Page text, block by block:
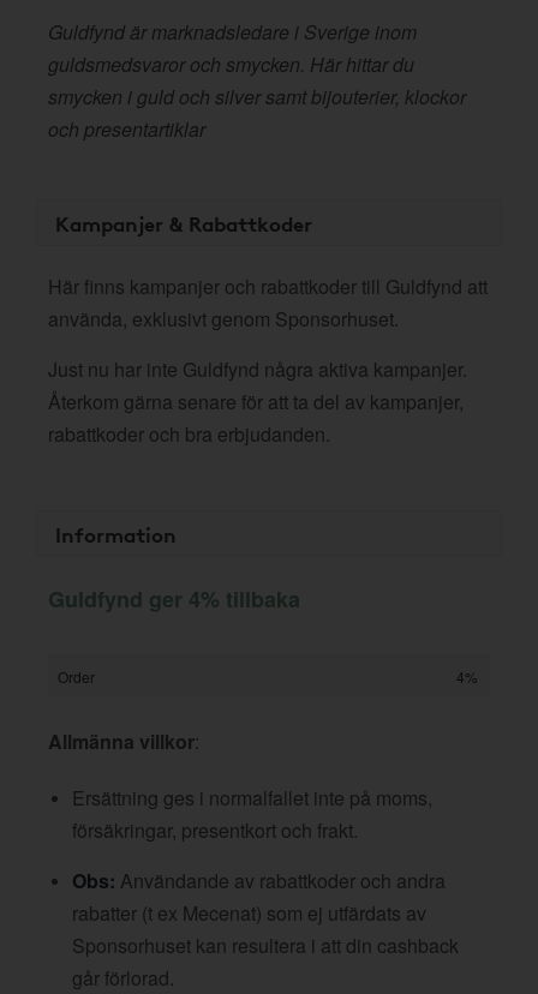
Guldfynd är marknadsledare i Sverige inom
guldsmedsvaror och smycken. Här hittar du
smycken i guld och silver samt bijouterier, klockor
och presentartiklar
Kampanjer & Rabattkoder
Här finns kampanjer och rabattkoder till Guldfynd att
använda, exklusivt genom Sponsorhuset.
Just nu har inte Guldfynd några aktiva kampanjer.
Återkom gärna senare för att ta del av kampanjer,
rabattkoder och bra erbjudanden.
Information
Guldfynd ger 4% tillbaka
Order 4%
Allmänna villkor:
Ersättning ges i normalfallet inte på moms,
försäkringar, presentkort och frakt.
Obs: Användande av rabattkoder och andra
rabatter (t ex Mecenat) som ej utfärdats av
Sponsorhuset kan resultera i att din cashback
går förlorad.